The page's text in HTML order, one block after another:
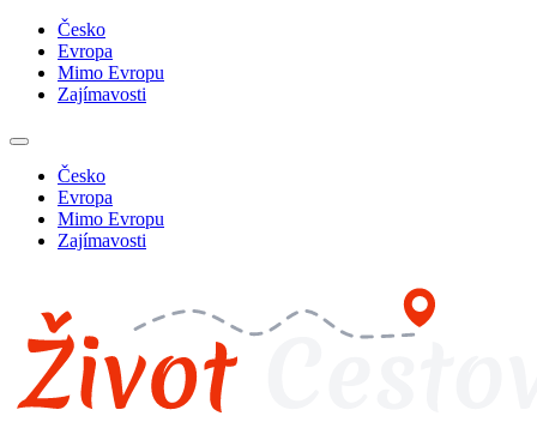
Česko
Evropa
Mimo Evropu
Zajímavosti
Česko
Evropa
Mimo Evropu
Zajímavosti